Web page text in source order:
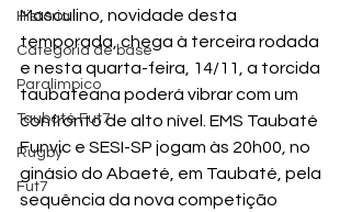
História
Categoria de base
Paralímpico
Taubaté Fut7
Rugby
Fut7
Masculino, novidade desta
temporada, chega à terceira rodada
e nesta quarta-feira, 14/11, a torcida
taubateana poderá vibrar com um
confronto de alto nível. EMS Taubaté
Funvic e SESI-SP jogam às 20h00, no
ginásio do Abaeté, em Taubaté, pela
sequência da nova competição